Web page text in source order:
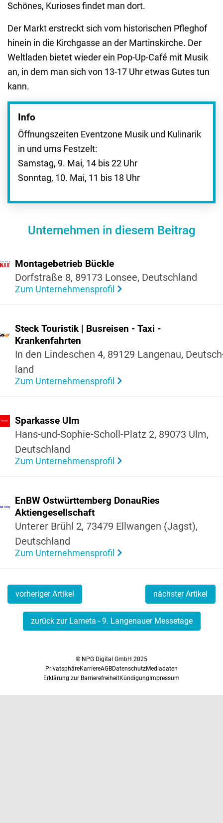
Schönes, Kurioses findet man dort.
Der Markt erstreckt sich vom historischen Pfleghof
hinein in die Kirchgasse an der Martinskirche. Der
Weltladen bietet wieder ein Pop-Up-Café mit Musik
an, in dem man sich von 13-17 Uhr etwas Gutes tun
kann.
Info
Öffnungszeiten Eventzone Musik und Kulinarik
in und ums Festzelt:
Samstag, 9. Mai, 14 bis 22 Uhr
Sonntag, 10. Mai, 11 bis 18 Uhr
Unternehmen in diesem Beitrag
Monta­ge­be­trieb Bückle
Dorf­straße 8, 89173 Lonsee, Deutsch­land
Zum Unternehmensprofil
Steck Touristik | Busreisen - Taxi -
Kran­ken­fahrten
In den Linde­schen 4, 89129 Langenau,
land
Zum Unternehmensprofil
Spar­kasse Ulm
Hans-und-Sophie-Scholl-Platz 2, 89073 Ulm,
Deutsch­land
Zum Unternehmensprofil
EnBW Ostwürt­tem­berg Donau­Ries
Akti­en­ge­sell­schaft
Unterer Brühl 2, 73479 Ellwangen (Jagst),
Deutsch­land
Zum Unternehmensprofil
vorheriger Artikel nächster Artikel
zurück zur Lameta - 9. Langenauer Messetage
© NPG Digital GmbH 2025
PrivatsphäreKarriereAGBDatenschutzMediadaten
Erklärung zur BarrierefreiheitKündigung Impressum